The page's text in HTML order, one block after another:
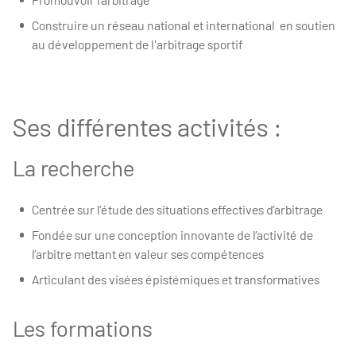
Construire un réseau national et international en soutien
au développement de l'arbitrage sportif
Ses différentes activités :
La recherche
Centrée sur l’étude des situations effectives d’arbitrage
Fondée sur une conception innovante de l’activité de
l’arbitre mettant en valeur ses compétences
Articulant des visées épistémiques et transformatives
Les formations